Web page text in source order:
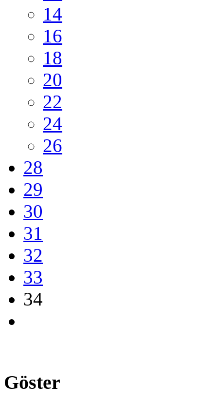
14
16
18
20
22
24
26
28
29
30
31
32
33
34
Göster